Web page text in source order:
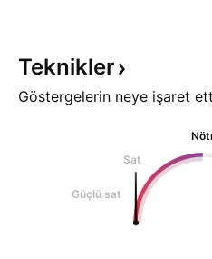
Teknikler
Göstergelerin neye işaret
Sat
Güçlü sat